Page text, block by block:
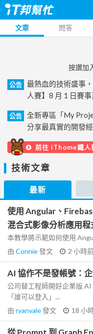
文章 問答
按讚加
公告
最熱血的技術盛事
人賽】8 月 1 日賽事
公告
全新專區「My
分享最真實的開發
前往 iThome鐵人
技術文章
最新
使用 Angular、
混合式影像分析應用程
本教學將示範如何使用
由 Connie發文 2 小時
AI 協作不是發帳號：
公司替工程師開好企業版
「誰可以登入」...
由 ryanvale發文 18 小